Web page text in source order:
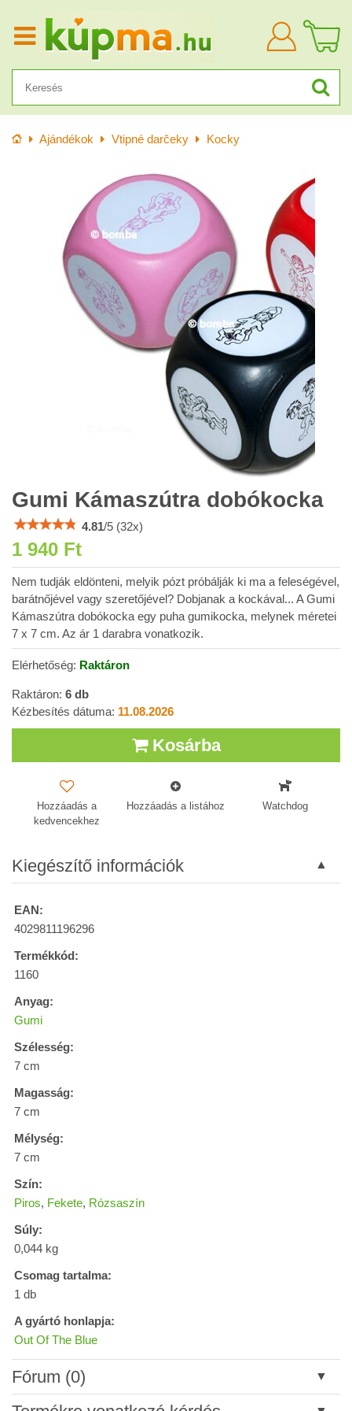
KezdőlapAjándékok Vtipné darčeky Kocky
Gumi Kámaszútra dobókocka
4.81/5 (32x)
1 940 Ft
Nem tudják eldönteni, melyik pózt próbálják ki ma a feleségével,
barátnőjével vagy szeretőjével? Dobjanak a kockával... A Gumi
Kámaszútra dobókocka egy puha gumikocka, melynek méretei
7 x 7 cm. Az ár 1 darabra vonatkozik.
Elérhetőség: Raktáron
Raktáron: 6 db
Kézbesítés dátuma: 11.08.2026
Kosárba
Hozzáadás a
kedvencekhez
Hozzáadás a listához Watchdog
Kiegészítő információk
EAN:
4029811196296
Termékkód:
1160
Anyag:
Gumi
Szélesség:
7 cm
Magasság:
7 cm
Mélység:
7 cm
Szín:
Piros, Fekete, Rózsaszín
Súly:
0,044 kg
Csomag tartalma:
1 db
A gyártó honlapja:
Out Of The Blue
Fórum (0)
Új hozzászólás